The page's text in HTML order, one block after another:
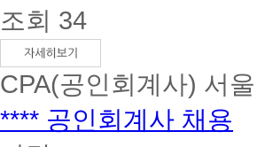
조회 34
CPA(공인회계사) 서울
**** 공인회계사 채용